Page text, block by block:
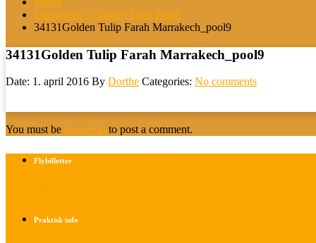
Marrakech – Golden Tulip Farah
34131Golden Tulip Farah Marrakech_pool9
34131Golden Tulip Farah Marrakech_pool9
Date: 1. april 2016 By Dorthe Categories: No comments
You must be logged in to post a comment.
Flybilletter
Praktisk info